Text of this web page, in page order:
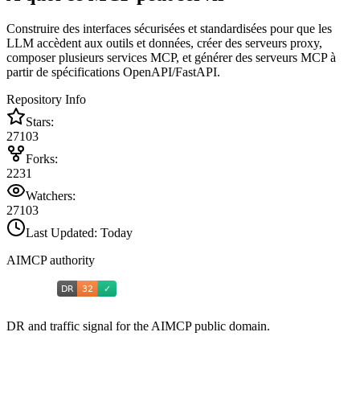
Construire des interfaces sécurisées et standardisées pour que les
LLM accèdent aux outils et données, créer des serveurs proxy,
composer plusieurs services MCP, et générer des serveurs MCP à
partir de spécifications OpenAPI/FastAPI.
Repository Info
Stars:
27103
Forks:
2231
Watchers:
27103
Last Updated: Today
AIMCP authority
DR and traffic signal for the AIMCP public domain.